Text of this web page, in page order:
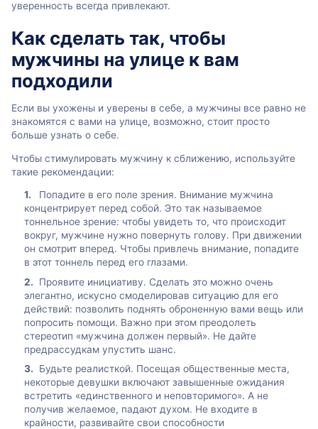
уверенность всегда привлекают.
Как сделать так, чтобы
мужчины на улице к вам
подходили
Если вы ухожены и уверены в себе, а мужчины все равно не
знакомятся с вами на улице, возможно, стоит просто
больше узнать о себе.
Чтобы стимулировать мужчину к сближению, используйте
такие рекомендации:
Попадите в его поле зрения. Внимание мужчина
концентрирует перед собой. Это так называемое
тоннельное зрение: чтобы увидеть то, что происходит
вокруг, мужчине нужно повернуть голову. При движении
он смотрит вперед. Чтобы привлечь внимание, попадите
в этот тоннель перед его глазами.
Проявите инициативу. Сделать это можно очень
элегантно, искусно смоделировав ситуацию для его
действий: позволить поднять оброненную вами вещь или
попросить помощи. Важно при этом преодолеть
стереотип «мужчина должен первый». Не дайте
предрассудкам упустить шанс.
Будьте реалисткой. Посещая общественные места,
некоторые девушки включают завышенные ожидания
встретить «единственного и неповторимого». А не
получив желаемое, падают духом. Не входите в
крайности, развивайте свои способности